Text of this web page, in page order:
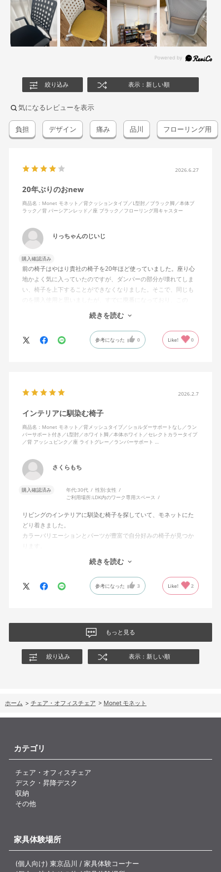
絞り込み 表示：新しい順
気になるレビューを表示
負担 デザイン 痛み 品川 フローリング用
2026.6.27
20年ぶりのおnew
商品名：Monet モネット／背クッションタイプ／L型肘／ブラック脚／本体ブ
ラック／背 パーシアンレッド／座 ブラック／フローリング用キャスター
りっちゃんのじいじ
購入確認済み
前の椅子はやはり貴社の椅子を20年ほど使っていました。座り心
地かよく気に入っていたのですが、ダンパーの部分が壊れてしま
い、椅子を上下することができなくなりました。そこで、同じも
のを購入使用と思いましたが、すでに廃番になっており、この
MonEtを購入しました。やや固めの椅子ですが、使っているうち
になじんでくるのではと思っています。フローリング床で使って
いますが、ややキャスターがよく動きすぎるのが難点でしょう
か。
続きを読む
参考になった 0 Like! 0
2026.2.7
インテリアに馴染む椅子
商品名：Monet モネット／背メッシュタイプ／ショルダーサポートなし／ラン
バーサポート付き／L型肘／ホワイト脚／本体ホワイト／セレクトカラータイプ
／背 アッシュピンク／座 ライトグレー／ランバーサポート …
さくらもち
購入確認済み 年代:30代 性別:女性
ご利用場所:LDK内のワーク専用スペース
リビングのインテリアに馴染む椅子を探していて、モネットにた
どり着きました。
カラーバリエーションとパーツが豊富で自分好みの椅子が見つか
オフィスチェアにしては比較的コンパクトで家に置くのに最適で
した、座り心地も良く大変気に入っています。
今回どうしても欲しい色の組み合わせがあったので固定肘の物を
購入しましたが、欲を言えば稼働肘バージョンもバイカラーなど
続きを読む
参考になった 3 Like! 2
もっと見る
絞り込み 表示：新しい順
ホーム > チェア・オフィスチェア > Monet モネット
カテゴリ
チェア・オフィスチェア
デスク・昇降デスク
収納
その他
家具体験場所
(個人向け) 東京品川 / 家具体験コーナー